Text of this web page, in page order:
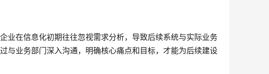
业在信息化初期往往忽视需求分析，导致后续系统与实际业务
与业务部门深入沟通，明确核心痛点和目标，才能为后续建设